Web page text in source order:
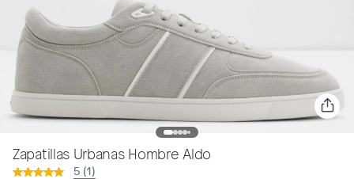
Zapatillas Urbanas Hombre Aldo
5 (1)